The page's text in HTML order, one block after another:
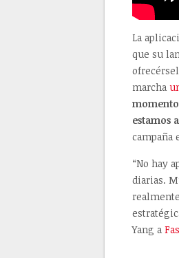
La
que su
marcha
estamos
campaña
“No hay
diarias.
Yang a